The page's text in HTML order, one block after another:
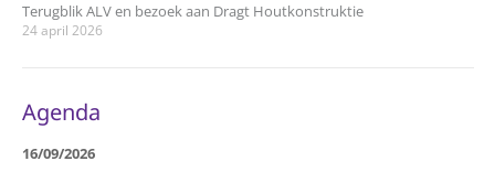
Terugblik ALV en bezoek aan Dragt Houtkonstruktie
24 april 2026
Agenda
16/09/2026